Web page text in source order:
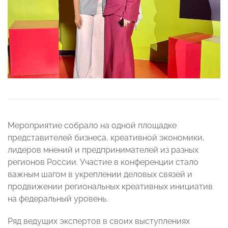
Мероприятие собрало на одной площадке
представителей бизнеса, креативной экономики,
лидеров мнений и предпринимателей из разных
регионов России. Участие в конференции стало
важным шагом в укреплении деловых связей и
продвижении региональных креативных инициатив
на федеральный уровень.
Ряд ведущих экспертов в своих выступлениях